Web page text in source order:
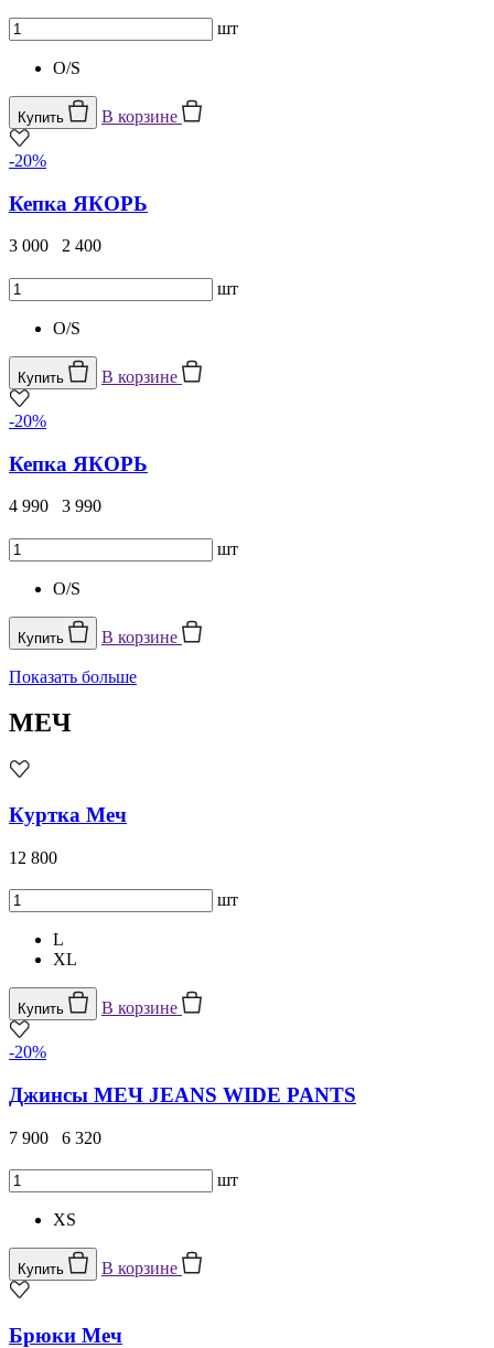
шт
O/S
Купить В корзине
-20%
Кепка ЯКОРЬ
3 000 2 400
шт
O/S
Купить В корзине
-20%
Кепка ЯКОРЬ
4 990 3 990
шт
O/S
Купить В корзине
Показать больше
МЕЧ
Куртка Меч
12 800
шт
L
XL
Купить В корзине
-20%
Джинсы МЕЧ JEANS WIDE PANTS
7 900 6 320
шт
XS
Купить В корзине
Брюки Меч